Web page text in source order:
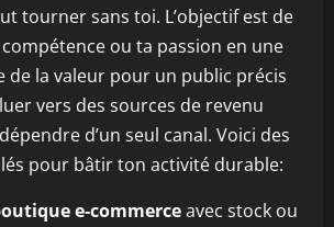
tourner sans toi. L’objectif est de
ou ta passion en une
de la valeur pour un public précis
vers des sources de revenu
d’un seul canal. Voici des
pour bâtir ton activité durable:
e-commerceavec stock ou